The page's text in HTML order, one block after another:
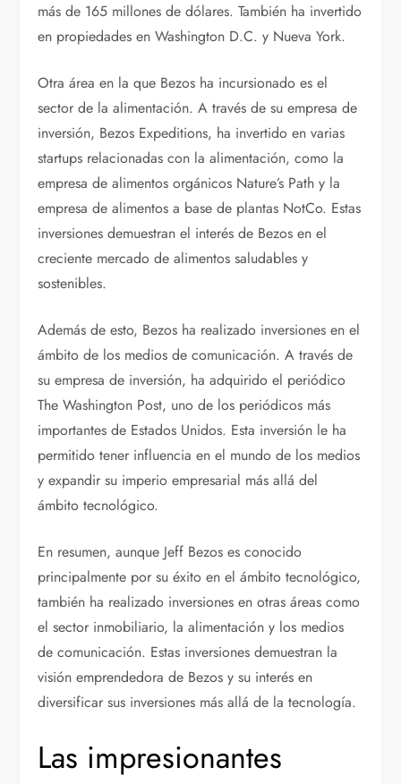
más de 165 millones de dólares. También ha invertido
en propiedades en Washington D.C. y Nueva York.
Otra área en la que Bezos ha incursionado es el
sector de la alimentación. A través de su empresa de
inversión, Bezos Expeditions, ha invertido en varias
startups relacionadas con la alimentación, como la
empresa de alimentos orgánicos Nature’s Path y la
empresa de alimentos a base de plantas NotCo. Estas
inversiones demuestran el interés de Bezos en el
creciente mercado de alimentos saludables y
sostenibles.
Además de esto, Bezos ha realizado inversiones en el
ámbito de los medios de comunicación. A través de
su empresa de inversión, ha adquirido el periódico
The Washington Post, uno de los periódicos más
importantes de Estados Unidos. Esta inversión le ha
permitido tener influencia en el mundo de los medios
y expandir su imperio empresarial más allá del
ámbito tecnológico.
En resumen, aunque Jeff Bezos es conocido
principalmente por su éxito en el ámbito tecnológico,
también ha realizado inversiones en otras áreas como
el sector inmobiliario, la alimentación y los medios
de comunicación. Estas inversiones demuestran la
visión emprendedora de Bezos y su interés en
diversificar sus inversiones más allá de la tecnología.
Las impresionantes